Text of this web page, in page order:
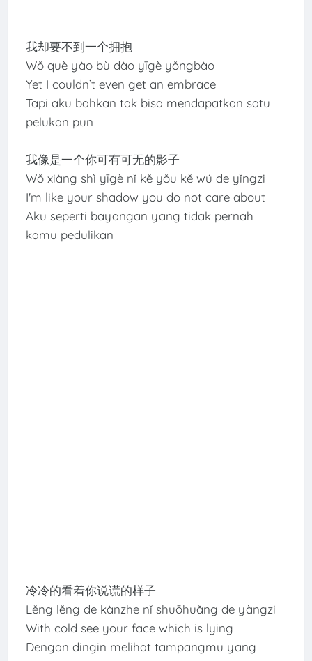
我却要不到一个拥抱
Wǒ què yào bù dào yīgè yǒngbào
Yet I couldn’t even get an embrace
Tapi aku bahkan tak bisa mendapatkan satu
pelukan pun
我像是一个你可有可无的影子
Wǒ xiàng shì yīgè nǐ kě yǒu kě wú de yǐngzi
I'm like your shadow you do not care about
Aku seperti bayangan yang tidak pernah
kamu pedulikan
冷冷的看着你说谎的样子
Lěng lěng de kànzhe nǐ shuōhuǎng de yàngzi
With cold see your face which is lying
Dengan dingin melihat tampangmu yang